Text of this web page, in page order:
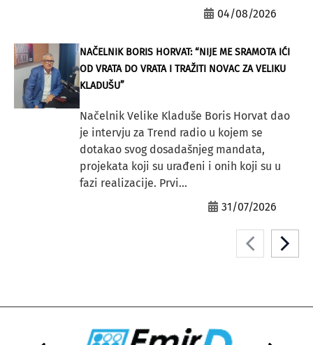
04/08/2026
NAČELNIK BORIS HORVAT: “NIJE ME SRAMOTA IĆI
OD VRATA DO VRATA I TRAŽITI NOVAC ZA VELIKU
KLADUŠU”
Načelnik Velike Kladuše Boris Horvat dao
je intervju za Trend radio u kojem se
dotakao svog dosadašnjeg mandata,
projekata koji su urađeni i onih koji su u
fazi realizacije. Prvi...
31/07/2026